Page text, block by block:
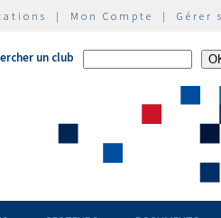
| Mon Compte | Gérer
un club